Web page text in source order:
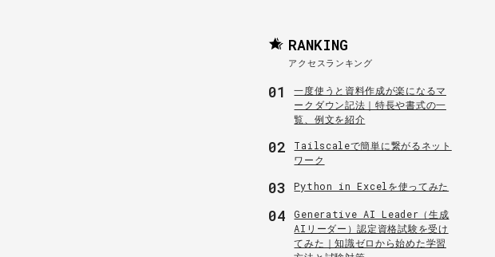
RANKING
アクセスランキング
01
一度使うと資料作成が楽になるマ
ークダウン記法｜特長や書式の一
覧、例文を紹介
02
Tailscaleで簡単に繋がるネット
ワーク
03 Python in Excelを使ってみた
04
Generative AI Leader（生成
AIリーダー）認定資格試験を受け
てみた｜知識ゼロから始めた学習